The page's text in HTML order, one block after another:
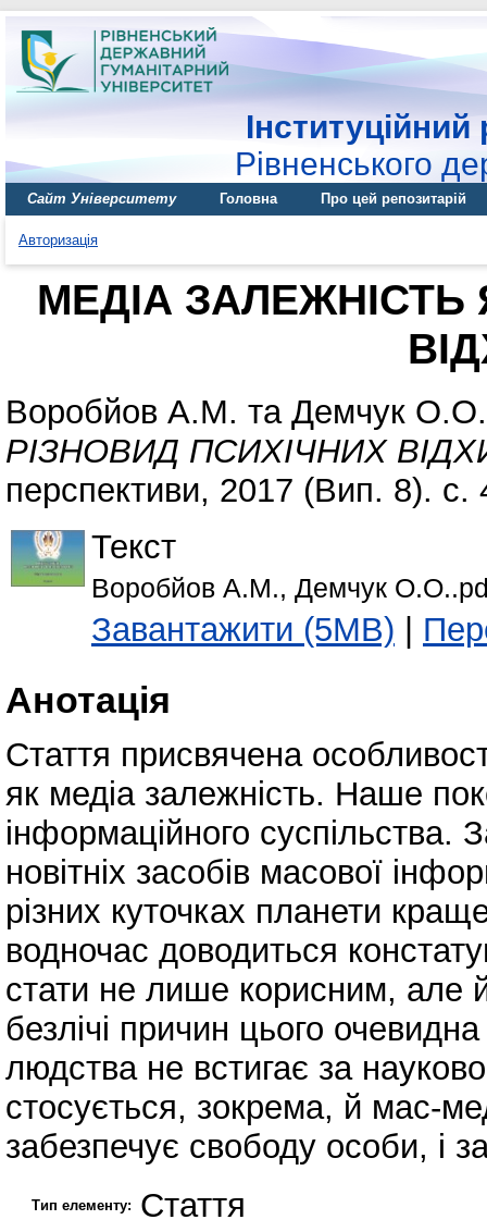
Інституційний
Рівненського
Сайт Університету Головна Про цей репозитарій
Авторизація
МЕДІА ЗАЛЕЖНІСТЬ
Воробйов А.М. та Демчук О.О.
РІЗНОВИД ПСИХІЧНИХ
перспективи, 2017 (Вип. 8).
Текст
Воробйов А.М., Демчук
Завантажити (5MB) |
Анотація
Стаття присвячена
як медіа залежність. Наше
інформаційного суспільства.
новітніх засобів масової
різних куточках планети
водночас доводиться
стати не лише корисним, але
безлічі причин цього
людства не встигає за
стосується, зокрема, й мас-
забезпечує свободу особи, і
Тип елементу: Стаття